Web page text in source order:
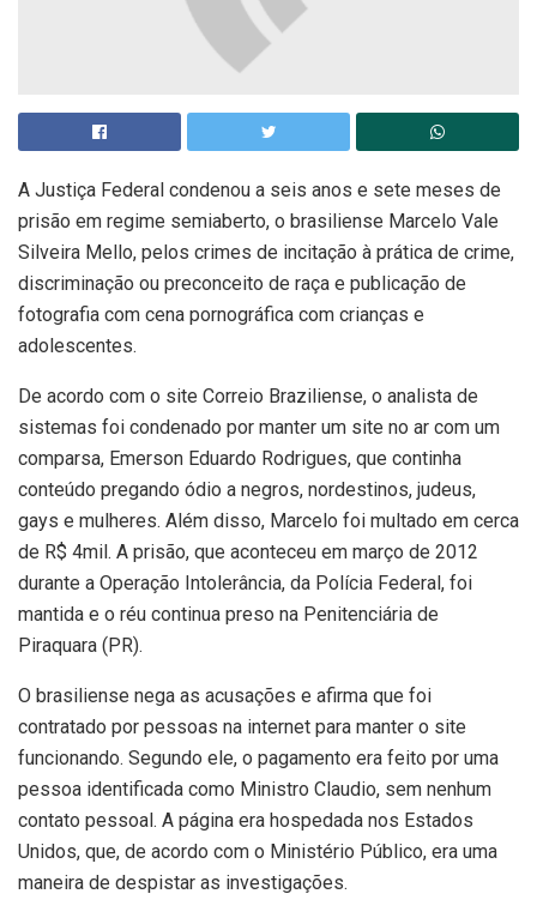
A Justiça Federal condenou a seis anos e sete meses de
prisão em regime semiaberto, o brasiliense Marcelo Vale
Silveira Mello, pelos crimes de incitação à prática de crime,
discriminação ou preconceito de raça e publicação de
fotografia com cena pornográfica com crianças e
adolescentes.
De acordo com o site Correio Braziliense, o analista de
sistemas foi condenado por manter um site no ar com um
comparsa, Emerson Eduardo Rodrigues, que continha
conteúdo pregando ódio a negros, nordestinos, judeus,
gays e mulheres. Além disso, Marcelo foi multado em cerca
de R$ 4mil. A prisão, que aconteceu em março de 2012
durante a Operação Intolerância, da Polícia Federal, foi
mantida e o réu continua preso na Penitenciária de
Piraquara (PR).
O brasiliense nega as acusações e afirma que foi
contratado por pessoas na internet para manter o site
funcionando. Segundo ele, o pagamento era feito por uma
pessoa identificada como Ministro Claudio, sem nenhum
contato pessoal. A página era hospedada nos Estados
Unidos, que, de acordo com o Ministério Público, era uma
maneira de despistar as investigações.